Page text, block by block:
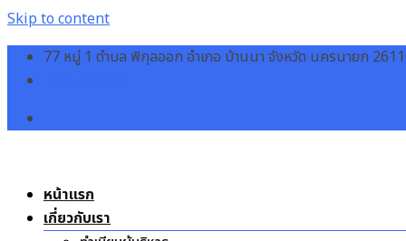
Skip
to
content
77 หมู่ 1 ตำบล พิกุลออก อำเภอ บ้านนา จังหวัด นครนายก
037-381832
เกี่ยวกับเรา
ทำเนียบผู้บริหาร
วิสัยทัศน์ พันธกิจ ค่านิยม